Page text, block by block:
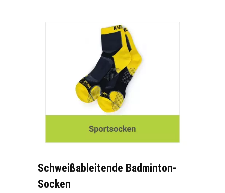
Schweißableitende Badminton-
Socken